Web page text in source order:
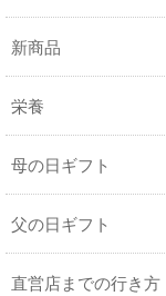
新商品
栄養
母の日ギフト
父の日ギフト
直営店までの行き方